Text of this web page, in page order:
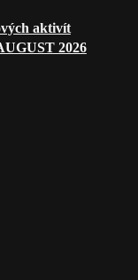
aktivít
2026